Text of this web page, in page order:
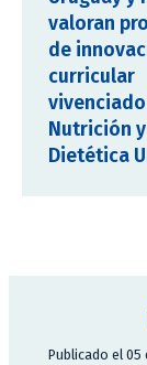
valoran
de
curricular
Nutrición y
Dietética
Publicado el